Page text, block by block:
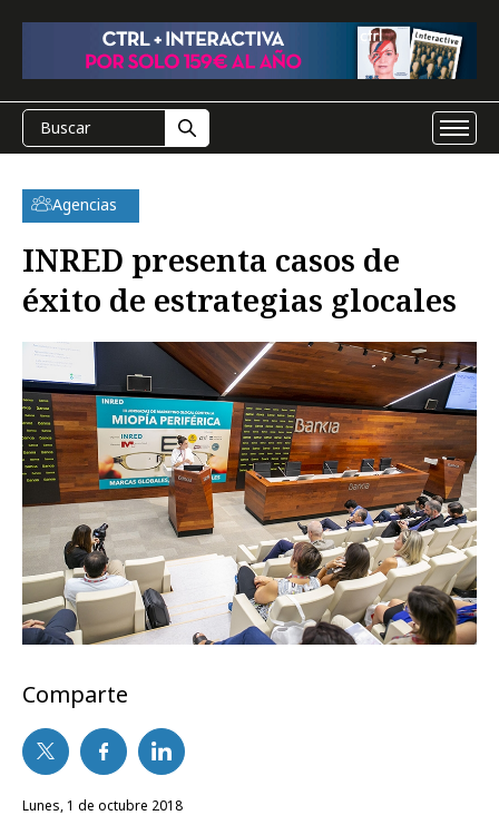
Agencias
INRED presenta casos de
éxito de estrategias glocales
Comparte
lunes, 1 de octubre 2018